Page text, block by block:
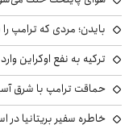
بایدن؛ مردی که ترامپ
ترکیه به نفع اوکراین
حماقت ترامپ با شرق
خاطره سفیر بریتانیا